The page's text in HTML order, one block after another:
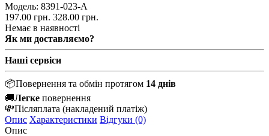
Модель: 8391-023-А
197.00 грн. 328.00 грн.
Немає в наявності
Як ми доставляємо?
Наші сервіси
📦Повернення та обмін протягом 14 днів
🚚Легке повернення
💸Післяплата (накладений платіж)
Опис Характеристики Відгуки (0)
Опис